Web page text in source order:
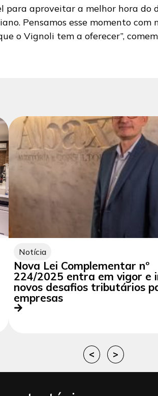
para aproveitar a melhor hora
Pensamos esse momento
o Vignoli tem a oferecer”,
Notícia
Nova Lei Complementar nº
224/2025 entra em vigor e
novos desafios tributários
empresas
< >